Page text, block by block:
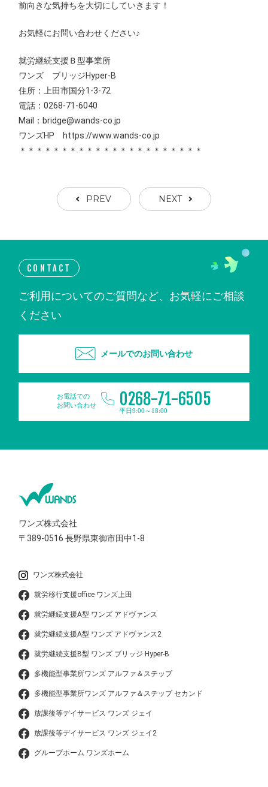
前向きな気持ちを大切にしていきます！
お気軽にお問い合わせください♪
就労継続支援Ｂ型事業所
ワンズ ブリッジHyper-B
住所：上田市国分1‐3‐72
電話：0268-71-6040
Mail：bridge@wands-co.jp
ワンズHP https://www.wands-co.jp
＊＊＊＊＊＊＊＊＊＊＊＊＊＊＊＊＊＊＊＊＊＊
PREV NEXT
CONTACT
ご利用についてのご質問など、お気軽にご相談
ください
メールでのお問い合わせ
お電話での
お問い合わせ
0268-71-6505
平日9:00～18:00
ワンズ株式会社
〒389-0516長野県東御市田中1-8
ワンズ株式会社
就労移行支援office ワンズ上田
就労継続支援A型 ワンズ アドヴァンス
就労継続支援A型 ワンズ アドヴァンス2
就労継続支援B型 ワンズ ブリッジ Hyper-B
多機能型事業所ワンズ アルファ＆ステップ
多機能型事業所ワンズ アルファ＆ステップ セカンド
放課後等デイサービス ワンズ ジェイ
放課後等デイサービス ワンズ ジェイ2
グループホーム ワンズホーム